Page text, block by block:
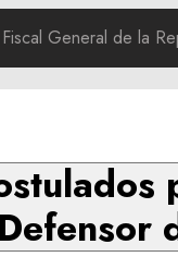
General de la